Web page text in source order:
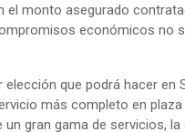
el monto asegurado
económicos no
elección que podrá hacer en
más completo en plaza
gran gama de servicios, la